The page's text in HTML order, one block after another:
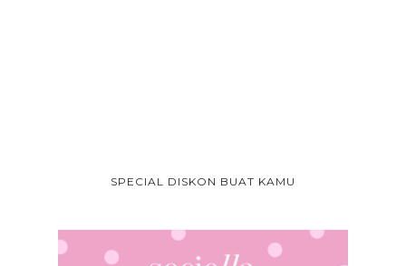
SPECIAL DISKON BUAT KAMU